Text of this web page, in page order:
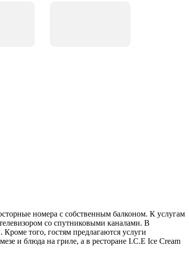
номера с собственным балконом. К услугам
со спутниковыми каналами. В
того, гостям предлагаются услуги
и блюда на гриле, а в ресторане I.C.E Ice Cream